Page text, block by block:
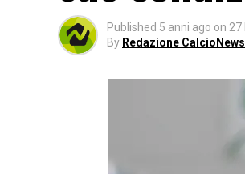
Published 5 anni ago on 27
By Redazione